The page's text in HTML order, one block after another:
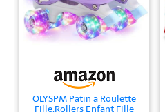
OLYSPM Patin a Roulette
Fille,Rollers Enfant Fille